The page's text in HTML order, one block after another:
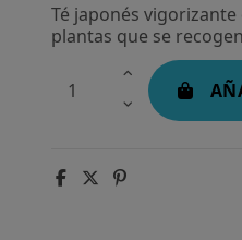
Té japonés
plantas que se